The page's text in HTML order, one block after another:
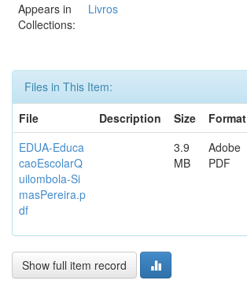
Appears in
Collections:
Livros
Files in This Item:
File
Description Size
Format
EDUA-Educa
caoEscolarQ
uilombola-Si
masPereira.p
df
3.9
MB
Adobe
PDF
Show full item record